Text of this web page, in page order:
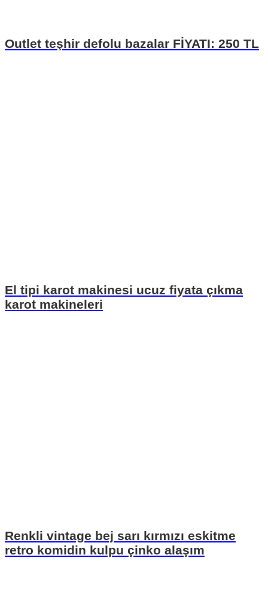
Outlet teşhir defolu bazalar FİYATI: 250 TL
El tipi karot makinesi ucuz fiyata çıkma
karot makineleri
Renkli vintage bej sarı kırmızı eskitme
retro komidin kulpu çinko alaşım